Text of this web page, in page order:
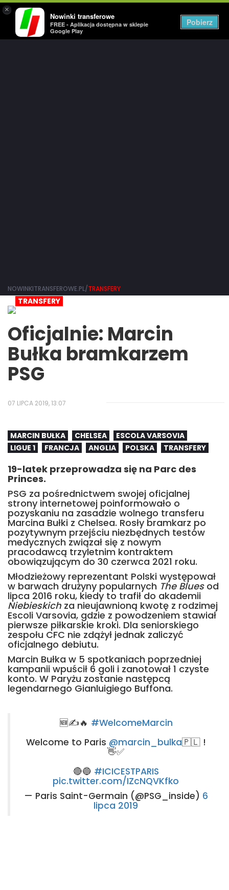
×
Nowinki transferowe
FREE - Aplikacja dostępna w sklepie
Google Play
Pobierz
NOWINKITRANSFEROWE.PL/TRANSFERY
TRANSFERY
Oficjalnie: Marcin
Bułka bramkarzem
PSG
07 LIPCA 2019, 13:07
MARCIN BUŁKA CHELSEA
ESCOLA VARSOVIA
LIGUE 1
FRANCJA ANGLIA POLSKA TRANSFERY
19-latek przeprowadza się na Parc des
Princes.
PSG za pośrednictwem swojej oficjalnej
strony internetowej poinformowało o
pozyskaniu na zasadzie wolnego transferu
Marcina Bułki z Chelsea. Rosły bramkarz po
pozytywnym przejściu niezbędnych testów
medycznych związał się z nowym
pracodawcą trzyletnim kontraktem
obowiązującym do 30 czerwca 2021 roku.
Młodzieżowy reprezentant Polski występował
w barwach drużyny popularnych The Bluesod
lipca 2016 roku, kiedy to trafił do akademii
Niebieskich za nieujawnioną kwotę z rodzimej
Escoli Varsovia, gdzie z powodzeniem stawiał
pierwsze piłkarskie kroki. Dla seniorskiego
zespołu CFC nie zdążył jednak zaliczyć
oficjalnego debiutu.
Marcin Bułka w 5 spotkaniach poprzedniej
kampanii wpuścił 6 goli i zanotował 1 czyste
konto. W Paryżu zostanie następcą
legendarnego Gianluigiego Buffona.
🆕✍🔥 #WelcomeMarcin
Welcome to Paris @marcin_bulka🇵🇱 !
👋✅
🔴🔵 #ICICESTPARIS
pic.twitter.com/IZcNQVKfko
— Paris Saint-Germain (@PSG_inside) 6
lipca 2019